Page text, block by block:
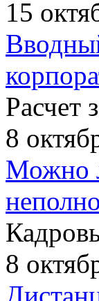
15
Расчет
8
Можно
8